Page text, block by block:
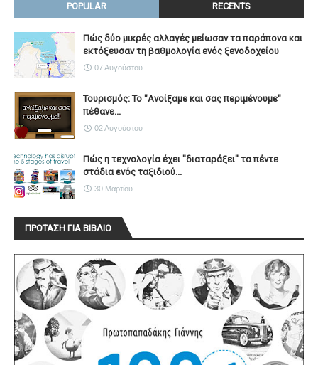
POPULAR RECENTS
Πώς δύο μικρές αλλαγές μείωσαν τα παράπονα και
εκτόξευσαν τη βαθμολογία ενός ξενοδοχείου
07 Αυγούστου
Τουρισμός: Το "Ανοίξαμε και σας περιμένουμε"
πέθανε...
02 Αυγούστου
Πώς η τεχνολογία έχει ''διαταράξει'' τα πέντε
στάδια ενός ταξιδιού...
30 Μαρτίου
ΠΡΟΤΑΣΗ ΓΙΑ ΒΙΒΛΙΟ